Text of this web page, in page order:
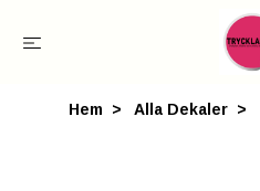
Hem Alla Dekaler